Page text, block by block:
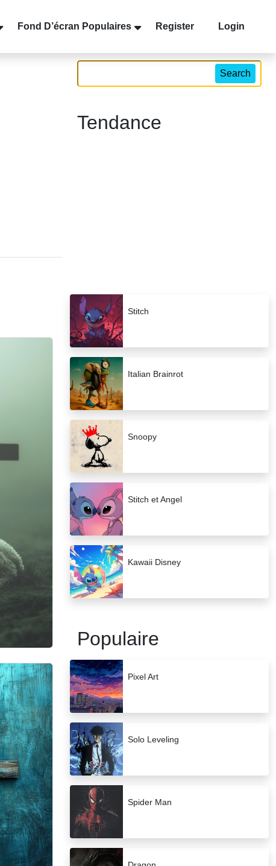
Fond D’écran Populaires Register Login
Search
Tendance
Stitch
Italian Brainrot
Snoopy
Stitch et Angel
Kawaii Disney
Populaire
Pixel Art
Solo Leveling
Spider Man